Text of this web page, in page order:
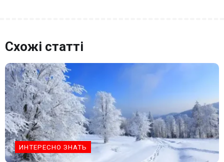
Схожі статті
ИНТЕРЕСНО ЗНАТЬ